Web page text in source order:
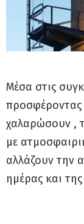
Μέσα στις
προσφέροντας
χαλαρώσουν ,
με
αλλάζουν την
ημέρας και